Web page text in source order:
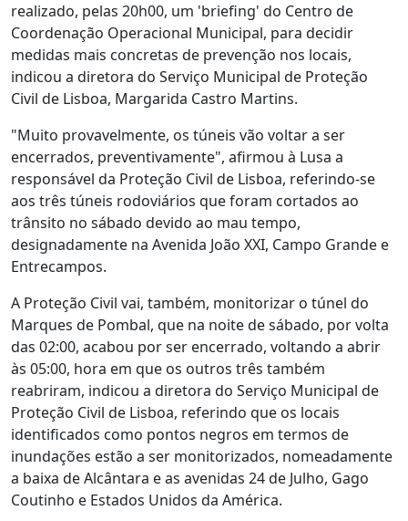
realizado, pelas 20h00, um 'briefing' do Centro de
Coordenação Operacional Municipal, para decidir
medidas mais concretas de prevenção nos locais,
indicou a diretora do Serviço Municipal de Proteção
Civil de Lisboa, Margarida Castro Martins.
"Muito provavelmente, os túneis vão voltar a ser
encerrados, preventivamente", afirmou à Lusa a
responsável da Proteção Civil de Lisboa, referindo-se
aos três túneis rodoviários que foram cortados ao
trânsito no sábado devido ao mau tempo,
designadamente na Avenida João XXI, Campo Grande e
Entrecampos.
A Proteção Civil vai, também, monitorizar o túnel do
Marques de Pombal, que na noite de sábado, por volta
das 02:00, acabou por ser encerrado, voltando a abrir
às 05:00, hora em que os outros três também
reabriram, indicou a diretora do Serviço Municipal de
Proteção Civil de Lisboa, referindo que os locais
identificados como pontos negros em termos de
inundações estão a ser monitorizados, nomeadamente
a baixa de Alcântara e as avenidas 24 de Julho, Gago
Coutinho e Estados Unidos da América.